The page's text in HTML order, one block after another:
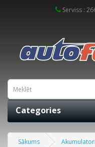
Serviss :
Categories
Sākums
Akumulatori